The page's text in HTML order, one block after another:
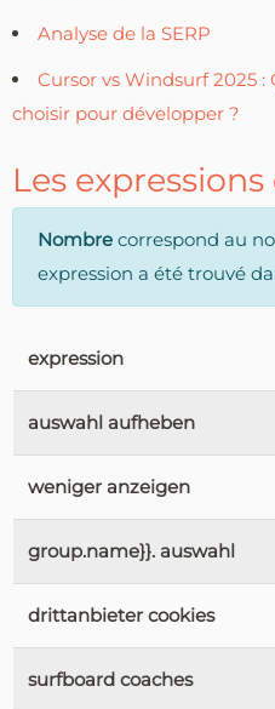
Analyse de la SERP
Cursor vs Windsurf 2025
choisir pour développer ?
Les
Nombre correspond au
expression a été trouvé
expression
auswahl aufheben
weniger anzeigen
group.name}}. auswahl
drittanbieter cookies
surfboard coaches